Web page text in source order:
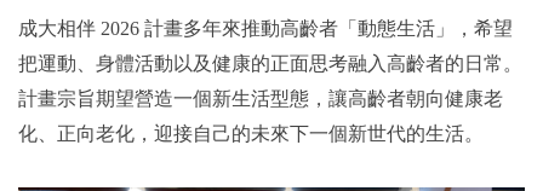
成大相伴 2026 計畫多年來推動高齡者「動態生活」，希望
把運動、身體活動以及健康的正面思考融入高齡者的日常。
計畫宗旨期望營造一個新生活型態，讓高齡者朝向健康老
化、正向老化，迎接自己的未來下一個新世代的生活。